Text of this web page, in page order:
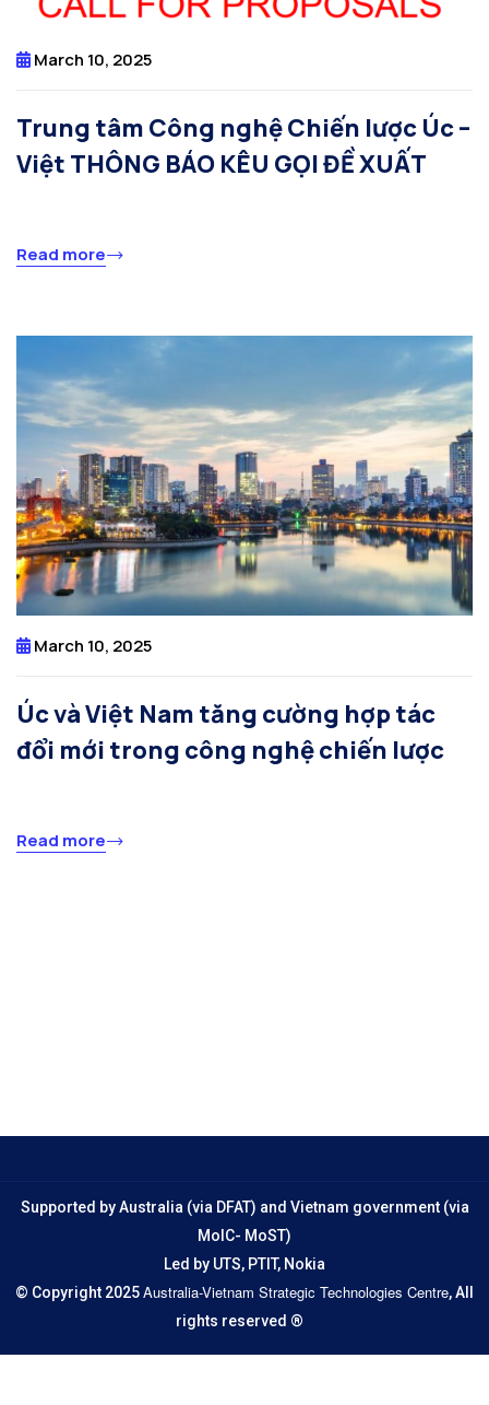
March 10, 2025
Trung tâm Công nghệ Chiến lược Úc –
Việt THÔNG BÁO KÊU GỌI ĐỀ XUẤT
Read more
March 10, 2025
Úc và Việt Nam tăng cường hợp tác
đổi mới trong công nghệ chiến lược
Read more
Supported by Australia (via DFAT) and Vietnam government (via
MoIC- MoST)
Led by UTS, PTIT, Nokia
© Copyright 2025Australia-Vietnam Strategic Technologies Centre, All
rights reserved ®